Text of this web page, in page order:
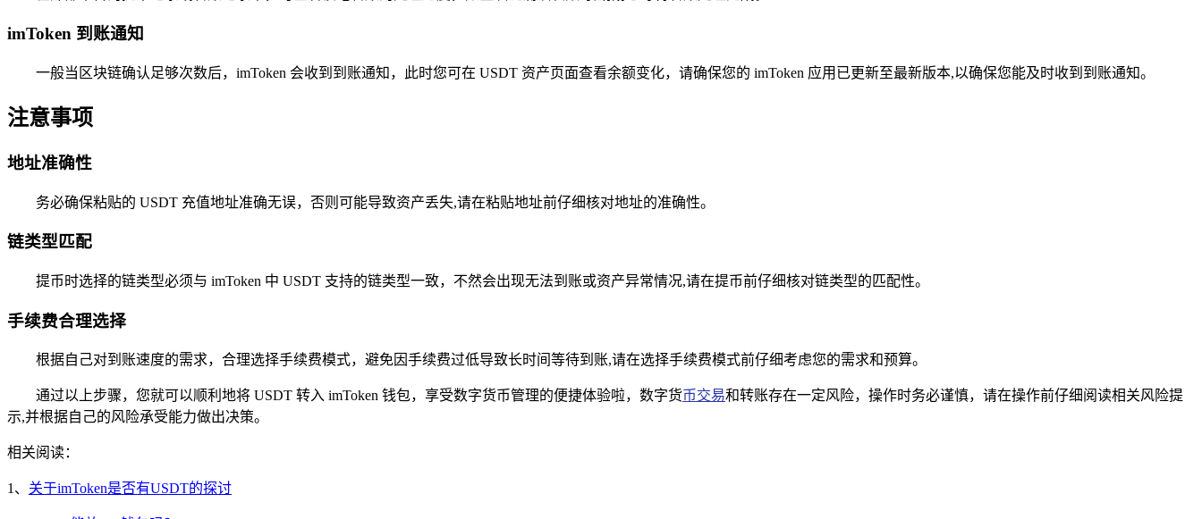
imToken 到账通知
一般当区块链确认足够次数后，imToken 会收到到账通知，此时您可在 USDT 资产页面查看余额变化，请确保您的 imToken 应用已更新至最新版本,以确保您能及时收到到账通知。
注意事项
地址准确性
务必确保粘贴的 USDT 充值地址准确无误，否则可能导致资产丢失,请在粘贴地址前仔细核对地址的准确性。
链类型匹配
提币时选择的链类型必须与 imToken 中 USDT 支持的链类型一致，不然会出现无法到账或资产异常情况,请在提币前仔细核对链类型的匹配性。
手续费合理选择
根据自己对到账速度的需求，合理选择手续费模式，避免因手续费过低导致长时间等待到账,请在选择手续费模式前仔细考虑您的需求和预算。
通过以上步骤，您就可以顺利地将 USDT 转入 imToken 钱包，享受数字货币管理的便捷体验啦，数字货币交易和转账存在一定风险，操作时务必谨慎，请在操作前仔细阅读相关风险提
示,并根据自己的风险承受能力做出决策。
相关阅读：
1、 关于imToken是否有USDT的探讨